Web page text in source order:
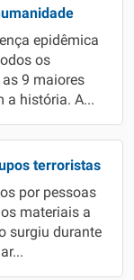
epidêmica
os
9 maiores
a história. A...
terroristas
por pessoas
materiais a
surgiu durante